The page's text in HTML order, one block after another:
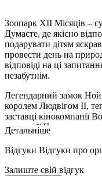
Зоопарк XII Місяців –
Думаєте, де якісно
подарувати дітям
провести день на
відповіді на ці
незабутнім.
Легендарний замок
королем Людвігом II,
заставці кінокомпанії
території Парку
займає ресторан
території зоопарку
різними солодощами
приготувати улюблені
Детальніше
Відгуки Відгуки про
Залиште свій відгук